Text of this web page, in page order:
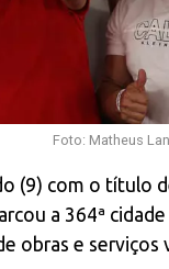
Foto: Matheus
(9) com o título
a 364ª cidade
obras e serviços